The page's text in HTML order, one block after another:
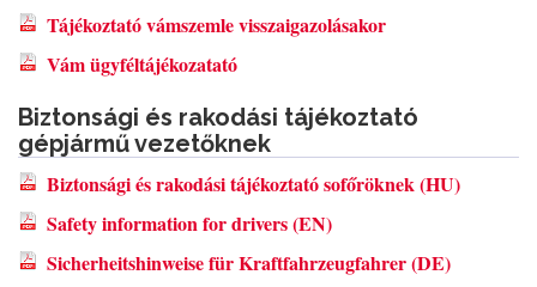
Tájékoztató vámszemle visszaigazolásakor
Vám ügyféltájékozatató
Biztonsági és rakodási tájékoztató
gépjármű vezetőknek
Biztonsági és rakodási tájékoztató sofőröknek (HU)
Safety information for drivers (EN)
Sicherheitshinweise für Kraftfahrzeugfahrer (DE)